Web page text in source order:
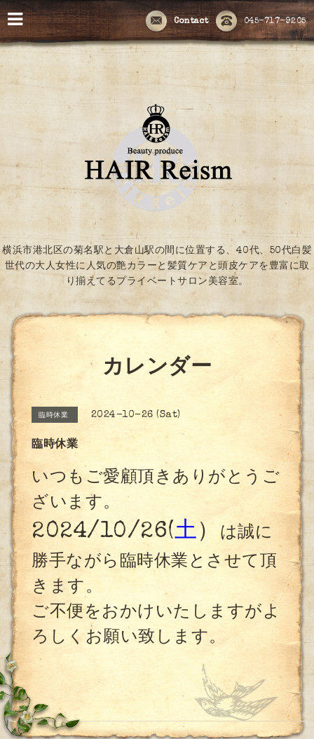
045-717-9205
Contact
横浜市港北区の菊名駅と大倉山駅の間に位置する、40代、50代白髪
世代の大人女性に人気の艶カラーと髪質ケアと頭皮ケアを豊富に取
り揃えてるプライベートサロン美容室。
カレンダー
臨時休業 2024-10-26 (Sat)
臨時休業
いつもご愛顧頂きありがとうご
ざいます。
2024/10/26(土）は誠に
勝手ながら臨時休業とさせて頂
きます。
ご不便をおかけいたしますがよ
ろしくお願い致します。